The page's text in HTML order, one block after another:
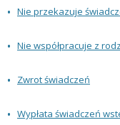
Nie przekazuje
Nie współpracuje z
Zwrot świadczeń
Wypłata świadczeń